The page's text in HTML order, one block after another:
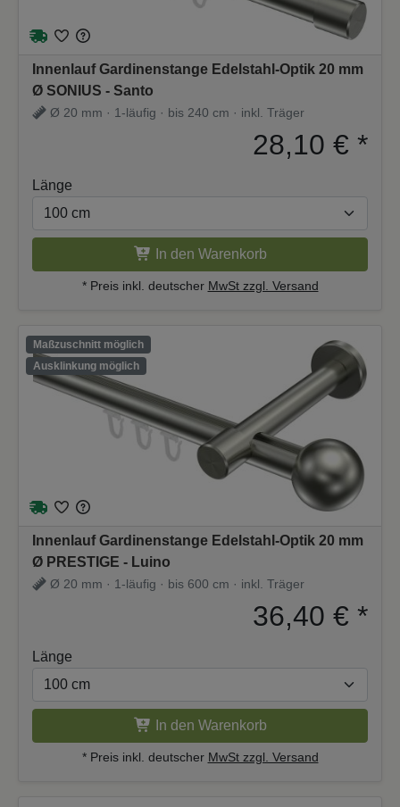
Innenlauf Gardinenstange Edelstahl-Optik 20 mm
Ø SONIUS - Santo
Ø 20 mm · 1-läufig · bis 240 cm · inkl. Träger
28,10 € *
Länge
In den Warenkorb
* Preis inkl. deutscher MwSt zzgl. Versand
Maßzuschnitt möglich
Ausklinkung möglich
Innenlauf Gardinenstange Edelstahl-Optik 20 mm
Ø PRESTIGE - Luino
Ø 20 mm · 1-läufig · bis 600 cm · inkl. Träger
36,40 € *
Länge
In den Warenkorb
* Preis inkl. deutscher MwSt zzgl. Versand